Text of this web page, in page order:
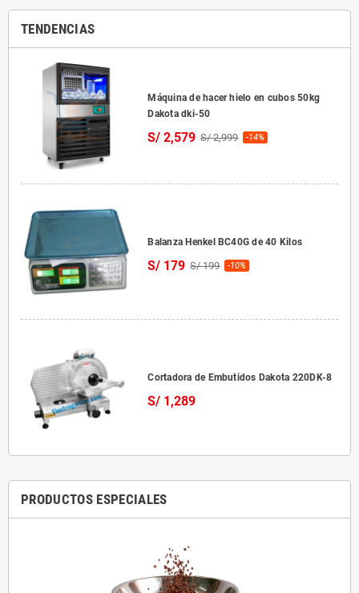
TENDENCIAS
Máquina de hacer hielo en cubos 50kg
Dakota dki-50
S/ 2,579 S/ 2,999 -14%
Balanza Henkel BC40G de 40 Kilos
S/ 179 S/ 199 -10%
Cortadora de Embutidos Dakota 220DK-8
S/ 1,289
PRODUCTOS ESPECIALES